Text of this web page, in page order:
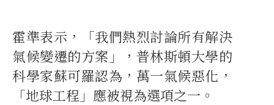
霍準表示，「我們熱烈討論所有解決
氣候變遷的方案」，普林斯頓大學的
科學家蘇可羅認為，萬一氣候惡化，
「地球工程」應被視為選項之一。